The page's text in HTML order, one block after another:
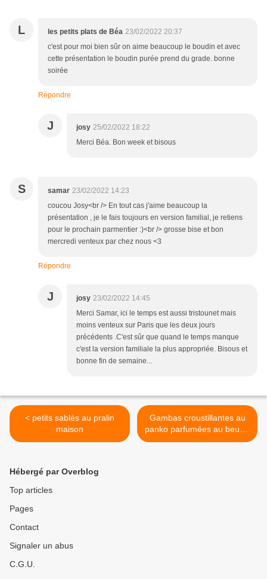
L les petits plats de Béa 23/02/2022 20:37
c'est pour moi bien sûr on aime beaucoup le boudin et avec
cette présentation le boudin purée prend du grade. bonne
soirée
Répondre
J josy 25/02/2022 18:22
Merci Béa. Bon week et bisous
S samar 23/02/2022 14:23
coucou Josy<br /> En tout cas j'aime beaucoup la
présentation , je le fais toujours en version familial, je retiens
pour le prochain parmentier :)<br /> grosse bise et bon
mercredi venteux par chez nous <3
Répondre
J josy 23/02/2022 14:45
Merci Samar, ici le temps est aussi tristounet mais
moins venteux sur Paris que les deux jours
précédents .C'est sûr que quand le temps manque
c'est la version familiale la plus appropriée. Bisous et
bonne fin de semaine...
< petits sablés au pralin
maison
Gambas croustillantes au
panko parfumées au beurre
d'épices et sautées à l'ail >
Hébergé par Overblog
Top articles
Pages
Contact
Signaler un abus
C.G.U.